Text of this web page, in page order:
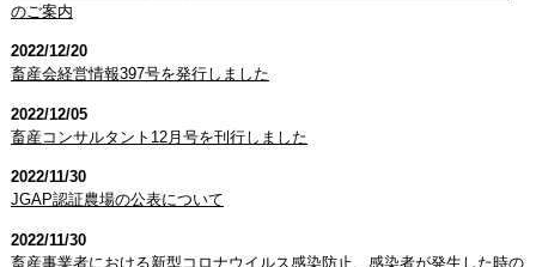
のご案内
2022/12/20
畜産会経営情報397号を発行しました
2022/12/05
畜産コンサルタント12月号を刊行しました
2022/11/30
JGAP認証農場の公表について
2022/11/30
畜産事業者における新型コロナウイルス感染防止、感染者が発生した時の